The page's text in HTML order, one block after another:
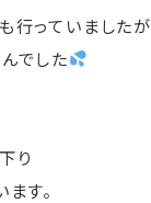
行っていましたが
でした
り
す。